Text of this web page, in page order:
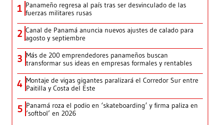
1 Panameño regresa al país tras ser desvinculado de las
fuerzas militares rusas
2 Canal de Panamá anuncia nuevos ajustes de calado para
agosto y septiembre
3 Más de 200 emprendedores panameños buscan
transformar sus ideas en empresas formales y rentables
4 Montaje de vigas gigantes paralizará el Corredor Sur entre
Paitilla y Costa del Este
5 Panamá roza el podio en ‘skateboarding’ y firma paliza en
‘softbol’ en 2026